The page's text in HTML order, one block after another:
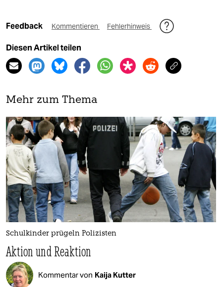
Feedback Kommentieren Fehlerhinweis
Diesen Artikel teilen
Mehr zum Thema
Schulkinder prügeln Polizisten
Aktion und Reaktion
Kommentar von Kaija Kutter